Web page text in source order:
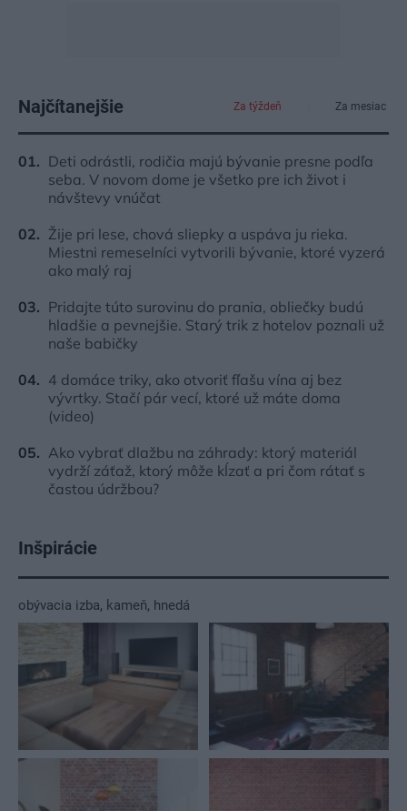
Najčítanejšie Za týždeň Za mesiac
Deti odrástli, rodičia majú bývanie presne podľa
seba. V novom dome je všetko pre ich život i
návštevy vnúčat
Žije pri lese, chová sliepky a uspáva ju rieka.
Miestni remeselníci vytvorili bývanie, ktoré vyzerá
ako malý raj
Pridajte túto surovinu do prania, obliečky budú
hladšie a pevnejšie. Starý trik z hotelov poznali už
naše babičky
4 domáce triky, ako otvoriť fľašu vína aj bez
vývrtky. Stačí pár vecí, ktoré už máte doma
(video)
Ako vybrať dlažbu na záhrady: ktorý materiál
vydrží záťaž, ktorý môže kĺzať a pri čom rátať s
častou údržbou?
Inšpirácie
obývacia izba, kameň, hnedá